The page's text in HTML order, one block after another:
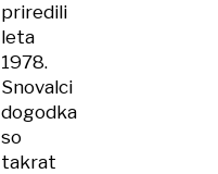
priredili
leta
1978.
Snovalci
dogodka
so
takrat